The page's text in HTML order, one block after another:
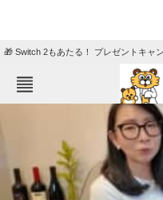
🎁 Switch 2もあたる！ プレゼントキャ
ねとらぼメニュー
グルメ